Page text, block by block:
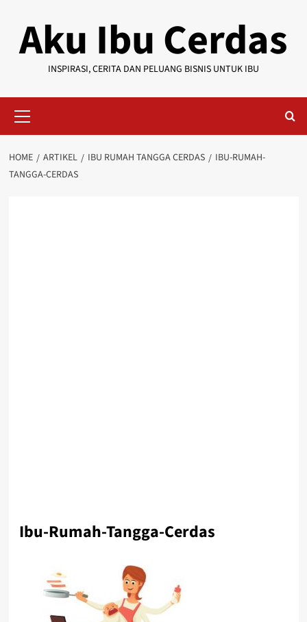
contentAku Ibu Cerdas
INSPIRASI, CERITA DAN PELUANG BISNIS UNTUK IBU
Menu
HOME ARTIKEL IBU RUMAH TANGGA CERDAS
IBU-RUMAH-
TANGGA-CERDAS
Ibu-Rumah-Tangga-Cerdas